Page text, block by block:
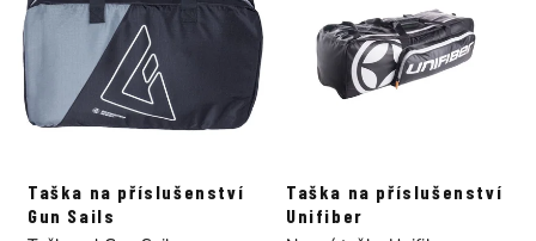
Taška na příslušenství
Gun Sails
Taška na příslušenství
Unifiber